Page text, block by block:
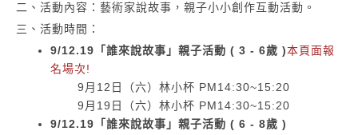
二、活動內容：藝術家說故事，親子小小創作互動活動。
三、活動時間：
9/12.19「誰來說故事」親子活動 ( 3 - 6歲 )本頁面報
名場次!
9月12日（六）林小杯 PM14:30~15:20
9月19日（六）林小杯 PM14:30~15:20
9/12.19「誰來說故事」親子活動 ( 6 - 8歲 )